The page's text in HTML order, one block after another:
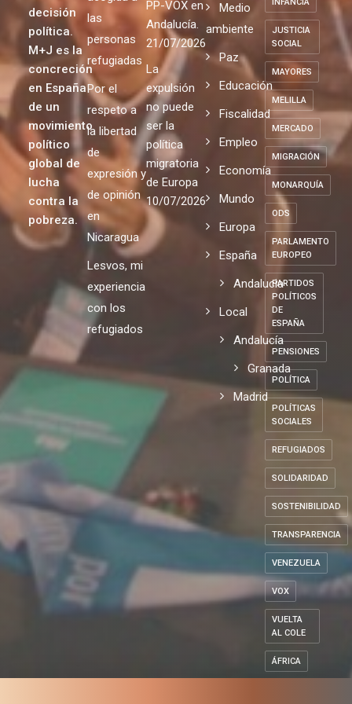
decisión
política.
M+J es la
concreción
en España
de un
movimiento
político
global de
lucha
contra la
pobreza.
las
personas
refugiadas
Por el
respeto a
la libertad
de
expresión y
de opinión
en
Nicaragua
Lesvos, mi
experiencia
con los
refugiados
PP-VOX en
Andalucía.
21/07/2026
La
expulsión
no puede
ser la
política
migratoria
de Europa
10/07/2026
Medio
ambiente
Paz
Educación
Fiscalidad
Empleo
Economía
Mundo
Europa
España
Andalucia
Local
Andalucía
Granada
Madrid
JUSTICIA
SOCIAL
MAYORES
MELILLA
MERCADO
MIGRACIÓN
MONARQUÍA
ODS
PARLAMENTO
EUROPEO
PARTIDOS
POLÍTICOS
DE
ESPAÑA
PENSIONES
POLÍTICA
POLÍTICAS
SOCIALES
REFUGIADOS
SOLIDARIDAD
SOSTENIBILIDAD
TRANSPARENCIA
VENEZUELA
VOX
VUELTA
AL COLE
ÁFRICA